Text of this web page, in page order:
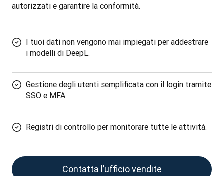
autorizzati e garantire la conformità.
I tuoi dati non vengono mai impiegati per addestrare
i modelli di DeepL.
Gestione degli utenti semplificata con il login tramite
SSO e MFA.
Registri di controllo per monitorare tutte le attività.
Contatta l’ufficio vendite